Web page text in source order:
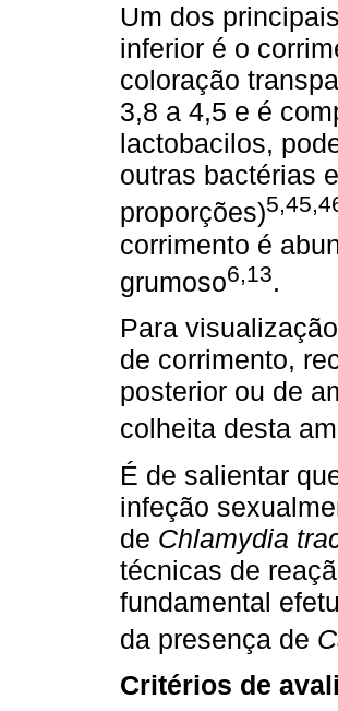
Um dos
inferior é o
coloração
3,8 a 4,5 e é
lactobacilos,
outras bactérias
proporções)
corrimento é
grumoso6,13.
Para
de corrimento,
posterior ou de
colheita desta
É de salientar
infeção
de Chlamydia
técnicas de
fundamental
da presença de
Critérios de